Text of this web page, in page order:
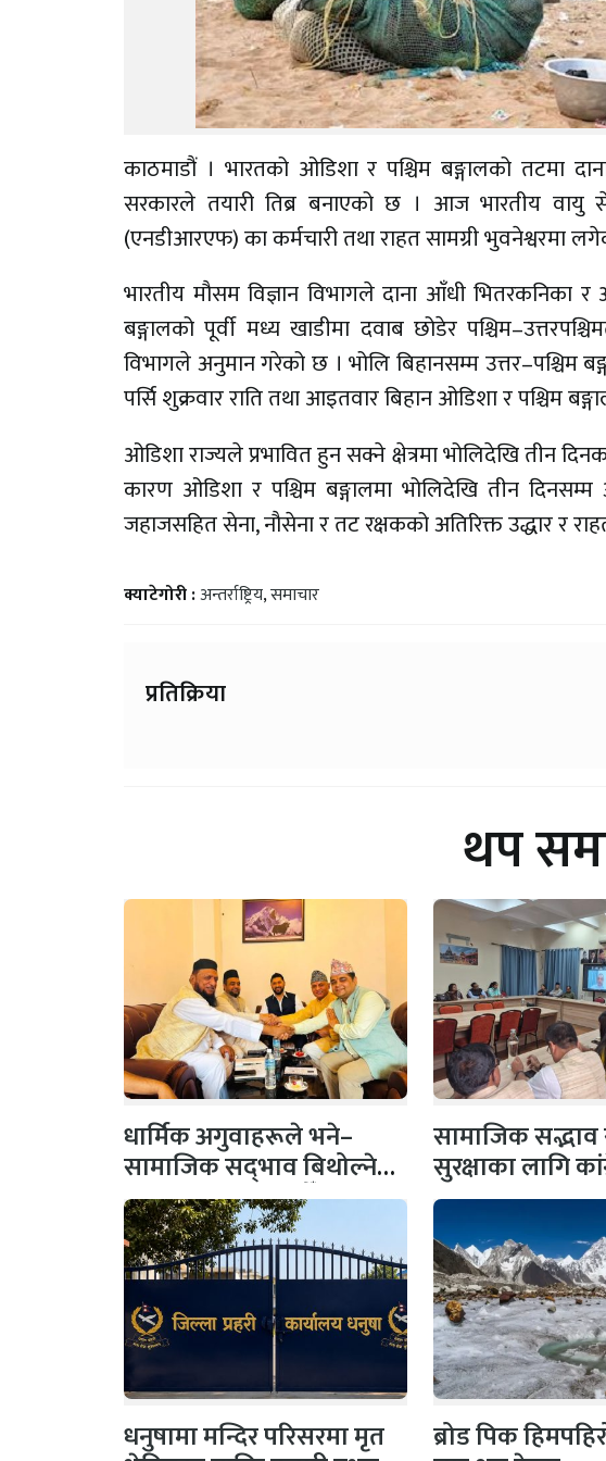
काठमाडौं । भारतको ओडिशा र पश्चिम बङ्गालको तटमा
सरकारले तयारी तिब्र बनाएको छ । आज भारतीय वायु
(एनडीआरएफ) का कर्मचारी तथा राहत सामग्री भुवनेश्वरमा
भारतीय मौसम विज्ञान विभागले दाना आँधी
बङ्गालको पूर्वी मध्य खाडीमा दवाब छोडेर
विभागले अनुमान गरेको छ । भोलि बिहानसम्म उत्तर–पश्चिम
पर्सि शुक्रवार राति तथा आइतवार बिहान ओडिशा र पश्चिम
ओडिशा राज्यले प्रभावित हुन सक्ने क्षेत्रमा भोलिदेखि तीन
कारण ओडिशा र पश्चिम बङ्गालमा भोलिदेखि तीन
जहाजसहित सेना, नौसेना र तट रक्षकको अतिरिक्त उद्धार र
क्याटेगोरी :अन्तर्राष्ट्रिय,समाचार
प्रतिक्रिया
थप
धार्मिक अगुवाहरूले भने–
सामाजिक सद्‌भाव बिथोल्ने
कार्यमा संलग्न नहोऔँ
सामाजिक सद्भाव
सुरक्षाका लागि
पहल, सभापति
धनुषामा मन्दिर परिसरमा मृत ब्रोड पिक